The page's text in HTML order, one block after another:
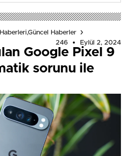
Haberler
246
Eylül 2, 2024
Google Pixel 9
sorunu ile